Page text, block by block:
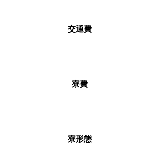
交通費
寮費
寮形態